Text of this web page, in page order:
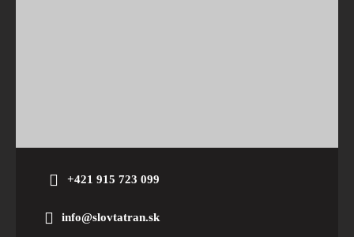
+421 915 723 099
info@slovtatran.sk